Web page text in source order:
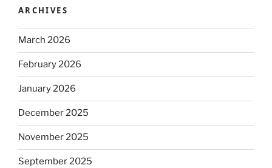
ARCHIVES
March 2026
February 2026
January 2026
December 2025
November 2025
September 2025